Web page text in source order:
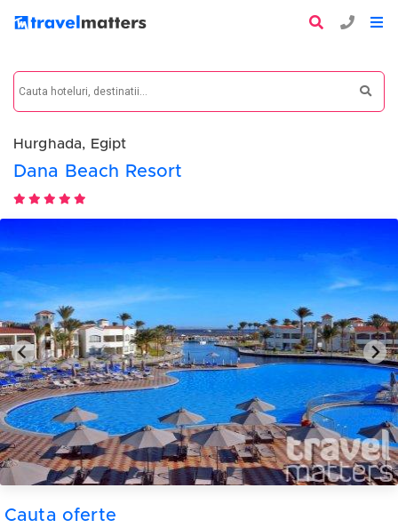
Hurghada, Egipt
Dana Beach Resort
Cauta oferte